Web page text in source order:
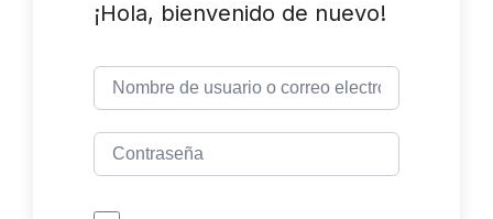
¡Hola, bienvenido de nuevo!